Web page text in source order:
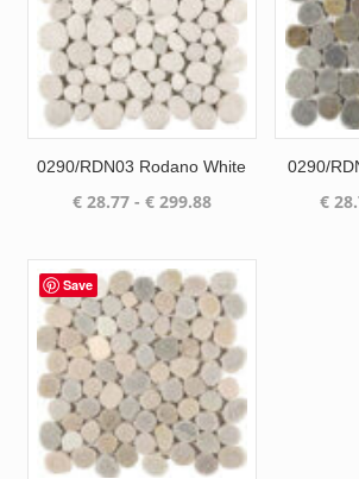
0290/RDN03 Rodano White
€28.77 - €299.88Prijsklasse:
€ 299.88
0290/
€
Save